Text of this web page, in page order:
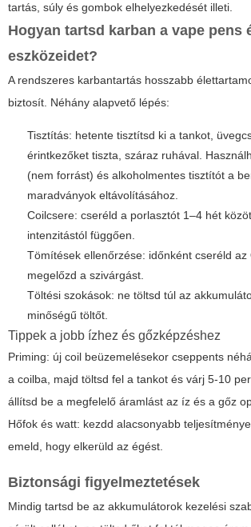
tartás, súly és gombok elhelyezkedését illeti.
Hogyan tartsd karban a vape pens
eszközeidet?
A rendszeres karbantartás hosszabb
biztosít. Néhány alapvető lépés:
Tisztítás: hetente tisztítsd ki a tankot,
érintkezőket tiszta, száraz ruhával.
(nem forrást) és alkoholmentes tisztítót a
maradványok eltávolításához.
Coilcsere: cseréld a porlasztót 1–4 hét
intenzitástól függően.
Tömítések ellenőrzése: időnként cseréld
megelőzd a szivárgást.
Töltési szokások: ne töltsd túl az
minőségű töltőt.
Tippek a jobb ízhez és gőzképzéshez
Priming: új coil beüzemelésekor cseppents
a coilba, majd töltsd fel a tankot és várj 5-10
állítsd be a megfelelő áramlást az íz és a gőz
Hőfok és watt: kezdd alacsonyabb
emeld, hogy elkerüld az égést.
Biztonsági figyelmeztetések
Mindig tartsd be az akkumulátorok kezelési